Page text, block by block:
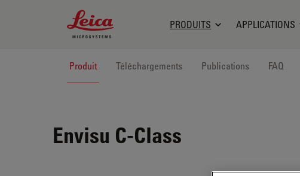
Leica Microsystems Logo
PRODUITS APPLICATIONS
Produit Téléchargements Publications FAQ
Envisu C-Class